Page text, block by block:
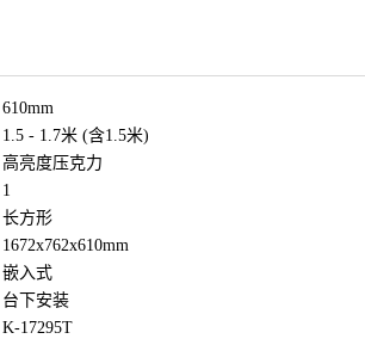
610mm
1.5 - 1.7米 (含1.5米)
高亮度压克力
1
长方形
1672x762x610mm
嵌入式
台下安装
K-17295T